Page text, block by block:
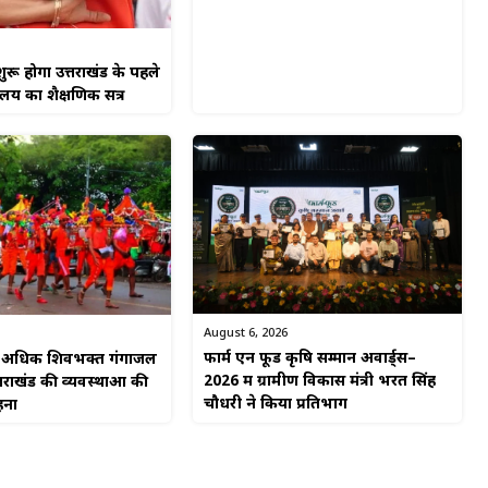
होगा उत्तराखंड के पहले
का शैक्षणिक सत्र
अधिक शिवभक्त गंगाजल
की व्यवस्थाओं की
August 6, 2026
फार्म एन फूड कृषि सम्मान अवार्ड्स–
2026 में ग्रामीण विकास मंत्री भरत सिंह
चौधरी ने किया प्रतिभाग